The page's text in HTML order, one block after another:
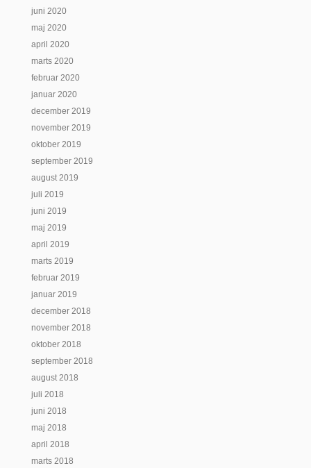
juni 2020
maj 2020
april 2020
marts 2020
februar 2020
januar 2020
december 2019
november 2019
oktober 2019
september 2019
august 2019
juli 2019
juni 2019
maj 2019
april 2019
marts 2019
februar 2019
januar 2019
december 2018
november 2018
oktober 2018
september 2018
august 2018
juli 2018
juni 2018
maj 2018
april 2018
marts 2018